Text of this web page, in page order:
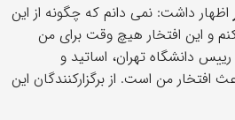
اظهار داشت: نمی دانم که چگونه از این
و این افتخار هیچ وقت برای من
دانشگاه تهران، اساتید و
افتخار من است. از برگزارکنندگان این